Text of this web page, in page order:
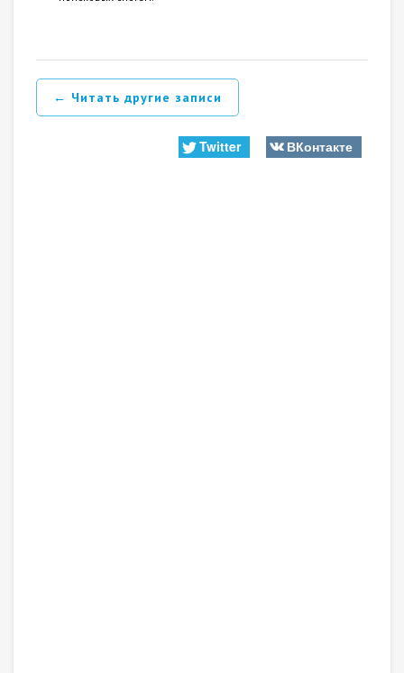
← Читать другие записи
Twitter ВКонтакте